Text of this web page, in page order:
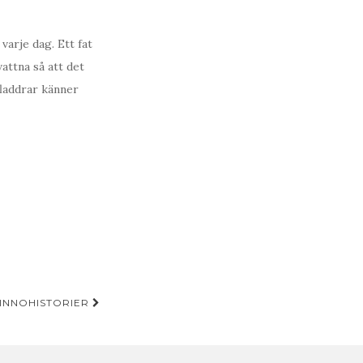
dag. Ett fat
så att det
känner